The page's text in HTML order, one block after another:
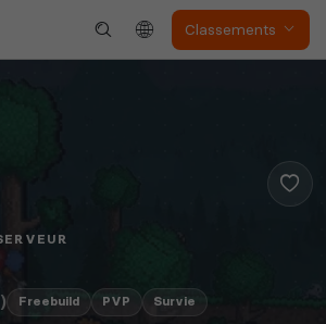
Classements
Freebuild PVP Survie